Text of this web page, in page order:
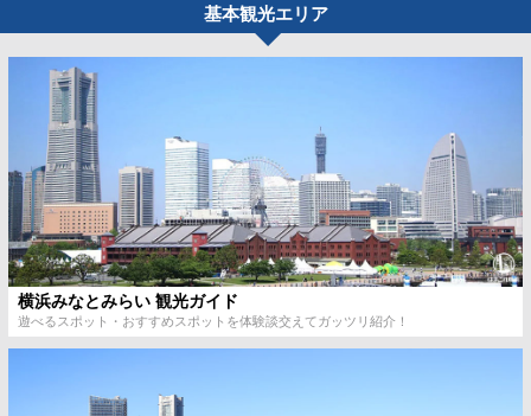
基本観光エリア
横浜みなとみらい 観光ガイド
遊べるスポット・おすすめスポットを体験談交えてガッツリ紹介！